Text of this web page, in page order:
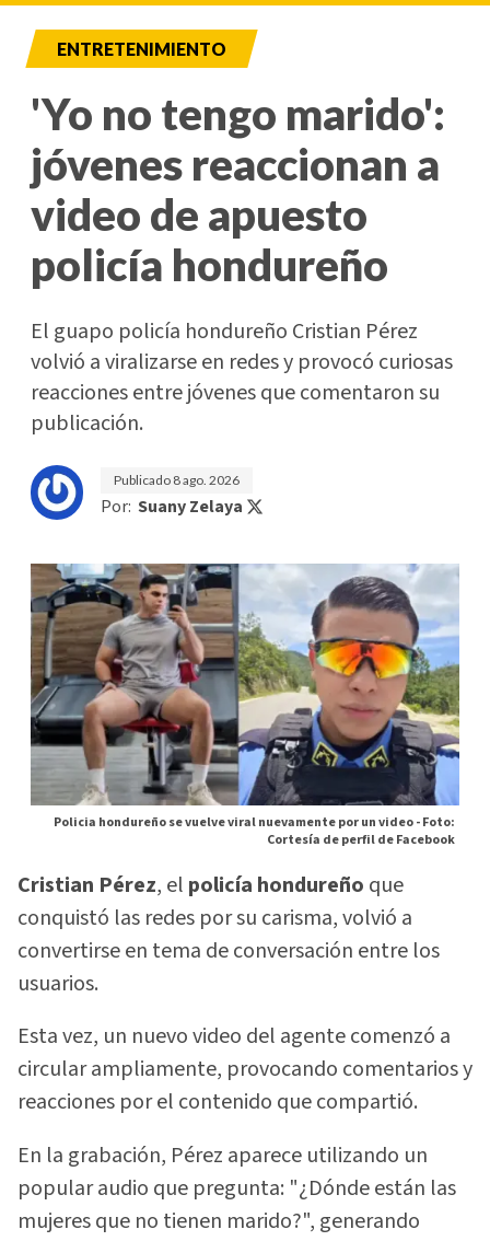
ENTRETENIMIENTO
'Yo no tengo marido':
jóvenes reaccionan a
video de apuesto
policía hondureño
El guapo policía hondureño Cristian Pérez
volvió a viralizarse en redes y provocó curiosas
reacciones entre jóvenes que comentaron su
publicación.
Publicado 8 ago. 2026
Por: Suany Zelaya
Policia hondureño se vuelve viral nuevamente por un video -Foto:
Cortesía de perfil de Facebook
Cristian Pérez, el policía hondureño que
conquistó las redes por su carisma, volvió a
convertirse en tema de conversación entre los
usuarios.
Esta vez, un nuevo video del agente comenzó a
circular ampliamente, provocando comentarios y
reacciones por el contenido que compartió.
En la grabación, Pérez aparece utilizando un
popular audio que pregunta: "¿Dónde están las
mujeres que no tienen marido?", generando